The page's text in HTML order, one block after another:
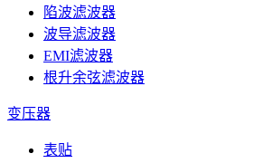
陷波滤波器
波导滤波器
EMI滤波器
根升余弦滤波器
变压器
表贴